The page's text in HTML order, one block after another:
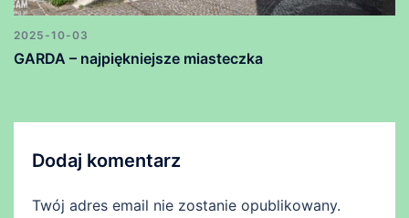
2025-10-03
GARDA – najpiękniejsze miasteczka
Dodaj komentarz
Twój adres email nie zostanie opublikowany.